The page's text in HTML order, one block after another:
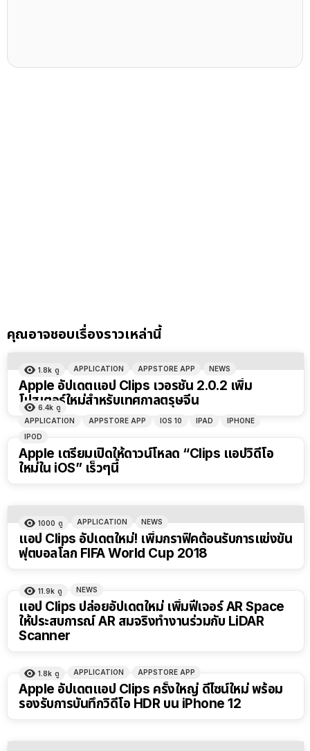
คุณอาจชอบเรื่องราวเหล่านี้
1.8k ดู APPLICATION APPSTORE APP NEWS
Apple อัปเดตแอป Clips เวอรชัน 2.0.2 เพิ่ม
โปสเตอร์ใหม่สำหรับเทศกาลตรุษจีน
6.4k ดู
APPLICATION
APPSTORE APP IOS 10 IPAD
IPHONE
IPOD
Apple เตรียมเปิดให้ดาวน์โหลด “Clips แอปวิดีโอ
ใหม่ใน iOS” เร็วๆนี้
1000 ดู APPLICATION NEWS
แอป Clips อัปเดตใหม่! เพิ่มกราฟิคต้อนรับการแข่งขัน
ฟุตบอลโลก FIFA World Cup 2018
11.9k ดู NEWS
แอป Clips ปล่อยอัปเดตใหม่ เพิ่มฟีเจอร์ AR Space
ให้ประสบการณ์ AR สมจริงทำงานร่วมกับ LiDAR
Scanner
1.8k ดู APPLICATION APPSTORE APP
Apple อัปเดตแอป ​​​Clips ครั้งใหญ่ ดีไซน์ใหม่ พร้อม
รองรับการบันทึกวิดีโอ HDR บน iPhone 12